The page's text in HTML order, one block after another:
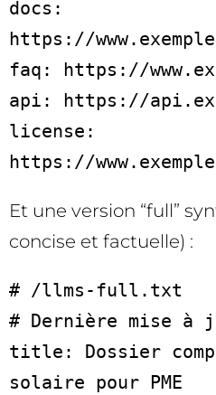
docs:
https://
faq: https://
api: https://
license:
https://
Et une version “full”
concise et factuelle) :
# /llms-full.txt
# Dernière mise à
title: Dossier
solaire pour PME